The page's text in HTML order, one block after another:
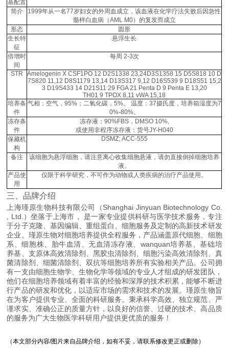
基配置
简介
1999年从一名77岁妇女的外周血成立，该血液在化学疗法失败后因急性
髓样白血病（AML M0）的复发而成立
形态
圆形
生长特
征
悬浮生长
倍增时
间
每周 2-3次
STR
Amelogenin X CSF1PO 12 D2S1338 23,24D3S1358 15 D5S818 10 D
7S820 11,12 D8S1179 13,14 D13S317 9,12 D16S539 9 D18S51 15,2
3 D19S433 14 D21S11 29 FGA 21 Penta D 9 Penta E 13,20
TH01 9 TPOX 8,11 vWA 15,18
培养条
件
气相：空气，95%；二氧化碳，5%。 温度：37摄氏度，培养箱湿度为7
0%-80%。
冻存条
件
冻存液：90%FBS，DMSO 10%,
或使用非程序冻存液：货号JY-H040
保藏机
构
DSMZ; ACC-555
备注
该细胞为悬浮细胞，请注意离心收集细胞悬液，请勿直接倒掉细胞培养
液。
产品使
用
仅限于科学研究，不可作为动物或人类疾病的治疗产品使用。
三、品牌介绍
上海瑾原生物科技有限公司（Shanghai Jinyuan Biotechnology Co.
, Ltd.）坐落于上海市， 是一家专业提供科研与医学技术服务，专注
于分子克隆、基因编辑、重组蛋白、细胞服务及定制的高新技术研发
企业。瑾原生物对细胞培养提供全程服务，产品涵盖原代细胞、细胞
系、细胞株、胎牛血清、无血清冻存液、wanquan培养基、基础培
养基、支原体高效清除剂、黑胶虫清除剂、细胞污染高效清除剂、真
菌清除剂、细菌清除剂、双抗等细胞培养所有实验相关产品。公司拥
有一支由细胞生物学、生物化学等领域的专业人才组成的研发团队，
他们在细胞培养领域有着丰富的经验和深厚的技术积累，能够不断进
行产品的研发和优化，以适应市场的需求和技术的发展。瑾原生物旨
在为客户提供专业、全面的科研服务。秉承科学高效、独立规范、严
谨求实、准确公正的质量方针，以良好的信誉、过硬的技术、高品质
的服务为广大生物医学科研用户提供更优质的服务！
（本文部分内容/图片来自品牌介绍，如有不妥，请联系修改更正或删除）